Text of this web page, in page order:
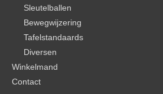
Sleutelballen
Bewegwijzering
Tafelstandaards
Diversen
Winkelmand
Contact